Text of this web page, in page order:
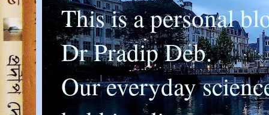
This is a personal
Dr Pradip Deb.
Our everyday